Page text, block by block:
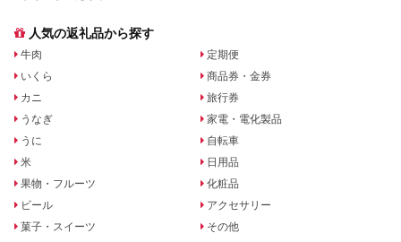
人気の返礼品から探す
牛肉
いくら
カニ
うなぎ
うに
米
果物・フルーツ
ビール
菓子・スイーツ
定期便
商品券・金券
旅行券
家電・電化製品
自転車
日用品
化粧品
アクセサリー
その他